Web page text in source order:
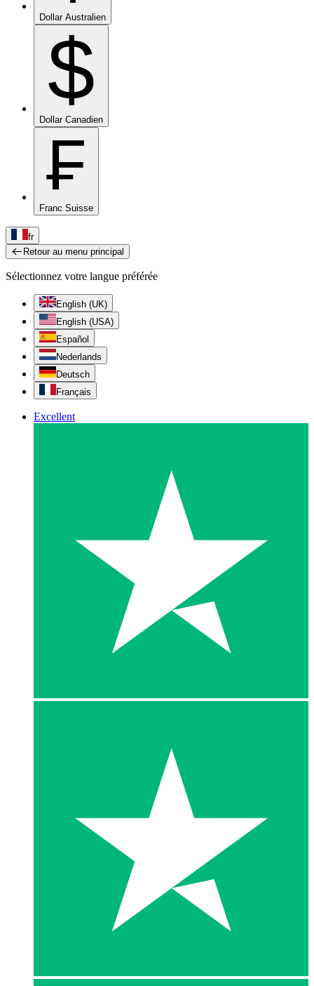
Dollar Australien
$
Dollar Canadien
₣
Franc Suisse
fr
Retour au menu principal
Sélectionnez votre langue préférée
English (UK)
English (USA)
Español
Nederlands
Deutsch
Français
Excellent